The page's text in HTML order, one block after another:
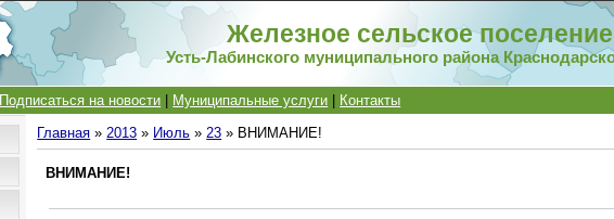
Железное сельское поселение
Усть-Лабинского муниципального района
Подписаться на новости Муниципальные услуги Контакты
Главная »2013 » Июль » 23 » ВНИМАНИЕ!
ВНИМАНИЕ!